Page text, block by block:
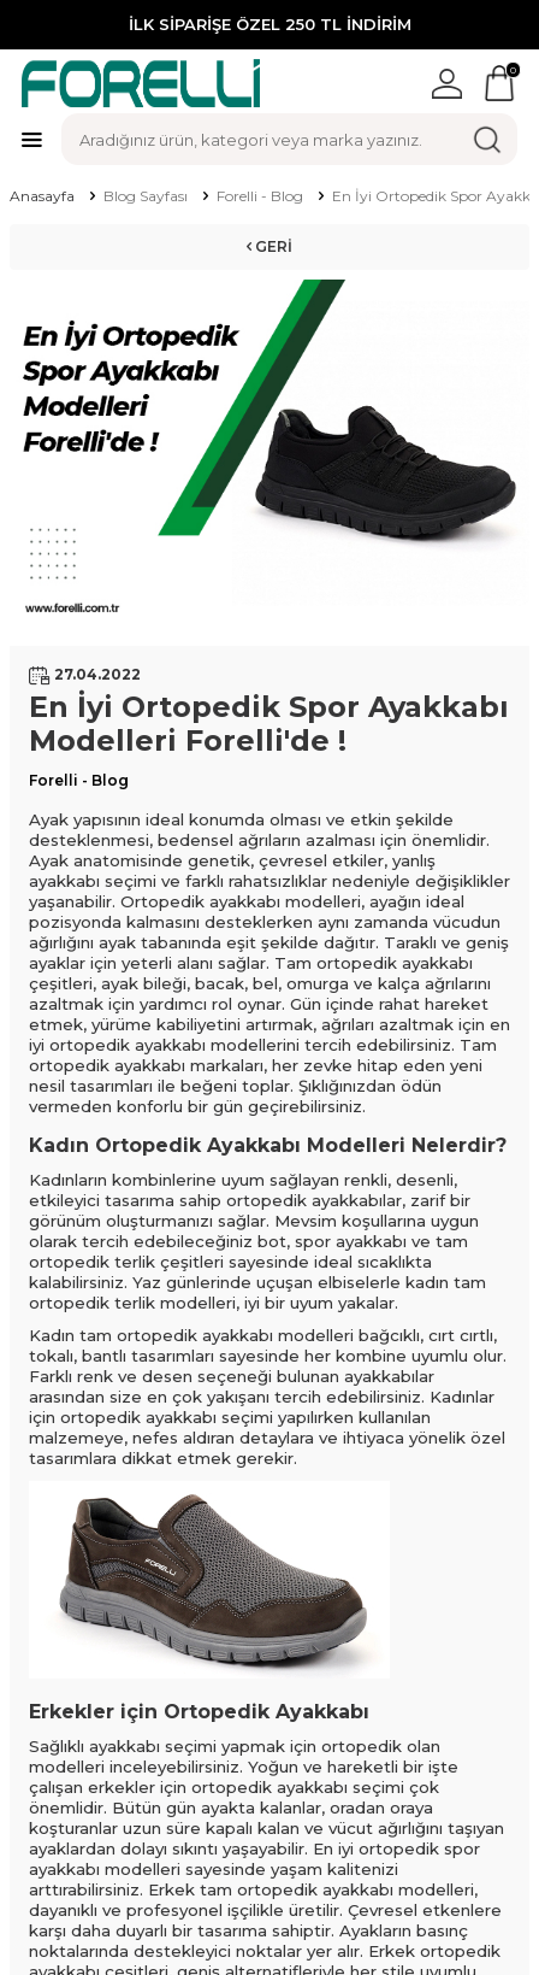
İLK SİPARİŞE ÖZEL 250 TL İNDİRİM
0
Anasayfa Blog Sayfası Forelli - Blog En İyi Ortopedik Spor
GERI
27.04.2022
En İyi Ortopedik Spor Ayakkabı
Modelleri Forelli'de !
Forelli - Blog
Ayak yapısının ideal konumda olması ve etkin şekilde
desteklenmesi, bedensel ağrıların azalması için önemlidir.
Ayak anatomisinde genetik, çevresel etkiler, yanlış
ayakkabı seçimi ve farklı rahatsızlıklar nedeniyle değişiklikler
yaşanabilir. Ortopedik ayakkabı modelleri, ayağın ideal
pozisyonda kalmasını desteklerken aynı zamanda vücudun
ağırlığını ayak tabanında eşit şekilde dağıtır. Taraklı ve geniş
ayaklar için yeterli alanı sağlar. Tam ortopedik ayakkabı
çeşitleri, ayak bileği, bacak, bel, omurga ve kalça ağrılarını
azaltmak için yardımcı rol oynar. Gün içinde rahat hareket
etmek, yürüme kabiliyetini artırmak, ağrıları azaltmak için en
iyi ortopedik ayakkabı modellerini tercih edebilirsiniz. Tam
ortopedik ayakkabı markaları, her zevke hitap eden yeni
nesil tasarımları ile beğeni toplar. Şıklığınızdan ödün
vermeden konforlu bir gün geçirebilirsiniz.
Kadın Ortopedik Ayakkabı Modelleri Nelerdir?
Kadınların kombinlerine uyum sağlayan renkli, desenli,
etkileyici tasarıma sahip ortopedik ayakkabılar, zarif bir
görünüm oluşturmanızı sağlar. Mevsim koşullarına uygun
olarak tercih edebileceğiniz bot, spor ayakkabı ve tam
ortopedik terlik çeşitleri sayesinde ideal sıcaklıkta
kalabilirsiniz. Yaz günlerinde uçuşan elbiselerle kadın tam
ortopedik terlik modelleri, iyi bir uyum yakalar.
Kadın tam ortopedik ayakkabı modelleri bağcıklı, cırt cırtlı,
tokalı, bantlı tasarımları sayesinde her kombine uyumlu olur.
Farklı renk ve desen seçeneği bulunan ayakkabılar
arasından size en çok yakışanı tercih edebilirsiniz. Kadınlar
için ortopedik ayakkabı seçimi yapılırken kullanılan
malzemeye, nefes aldıran detaylara ve ihtiyaca yönelik özel
tasarımlara dikkat etmek gerekir.
Erkekler için Ortopedik Ayakkabı
Sağlıklı ayakkabı seçimi yapmak için ortopedik olan
modelleri inceleyebilirsiniz. Yoğun ve hareketli bir işte
çalışan erkekler için ortopedik ayakkabı seçimi çok
önemlidir. Bütün gün ayakta kalanlar, oradan oraya
koşturanlar uzun süre kapalı kalan ve vücut ağırlığını taşıyan
ayaklardan dolayı sıkıntı yaşayabilir. En iyi ortopedik spor
ayakkabı modelleri sayesinde yaşam kalitenizi
arttırabilirsiniz. Erkek tam ortopedik ayakkabı modelleri,
dayanıklı ve profesyonel işçilikle üretilir. Çevresel etkenlere
karşı daha duyarlı bir tasarıma sahiptir. Ayakların basınç
noktalarında destekleyici noktalar yer alır. Erkek ortopedik